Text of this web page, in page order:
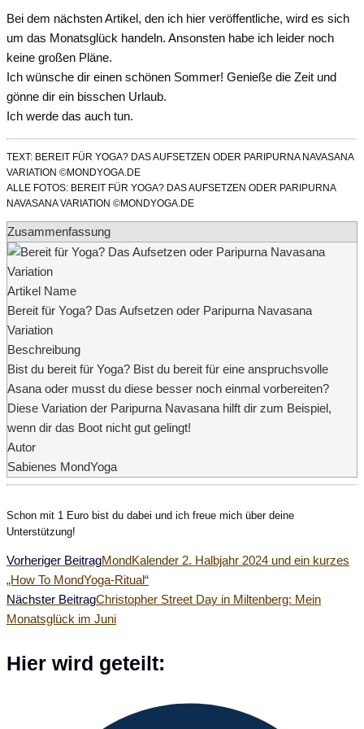
Bei dem nächsten Artikel, den ich hier veröffentliche, wird es sich
um das Monatsglück handeln. Ansonsten habe ich leider noch
keine großen Pläne.
Ich wünsche dir einen schönen Sommer! Genieße die Zeit und
gönne dir ein bisschen Urlaub.
Ich werde das auch tun.
TEXT: BEREIT FÜR YOGA? DAS AUFSETZEN ODER PARIPURNA NAVASANA
VARIATION ©MONDYOGA.DE
ALLE FOTOS: BEREIT FÜR YOGA? DAS AUFSETZEN ODER PARIPURNA
NAVASANA VARIATION ©MONDYOGA.DE
Zusammenfassung
Artikel Name
Bereit für Yoga? Das Aufsetzen oder Paripurna Navasana
Variation
Beschreibung
Bist du bereit für Yoga? Bist du bereit für eine anspruchsvolle
Asana oder musst du diese besser noch einmal vorbereiten?
Diese Variation der Paripurna Navasana hilft dir zum Beispiel,
wenn dir das Boot nicht gut gelingt!
Autor
Sabienes MondYoga
Schon mit 1 Euro bist du dabei und ich freue mich über deine
Unterstützung!
Weitere
Artikel
ansehen
Vorheriger BeitragMondKalender 2. Halbjahr 2024 und ein kurzes
„How To MondYoga-Ritual“
Nächster BeitragChristopher Street Day in Miltenberg: Mein
Monatsglück im Juni
Hier wird geteilt: